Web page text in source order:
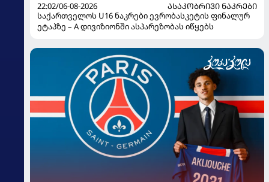
22:02/06-08-2026
ᲐᲡᲐᲙᲝᲑᲠᲘᲕᲘ ᲜᲐᲙᲠᲔᲑᲘ
საქართველოს U16 ნაკრები ევრობასკეტის ფინალურ
ეტაპზე – A დივიზიონში ასპარეზობას იწყებს